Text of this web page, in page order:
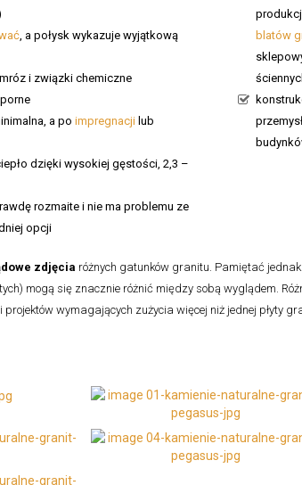
, a połysk wykazuje wyjątkową
i związki chemiczne
a po impregnacji lub
dzięki wysokiej gęstości, 2,3 –
rozmaite i nie ma problemu ze
opcji
blatów
zdjęcia różnych gatunków granitu. Pamiętać
mogą się znacznie różnić między sobą wyglądem.
wymagających zużycia więcej niż jednej płyty